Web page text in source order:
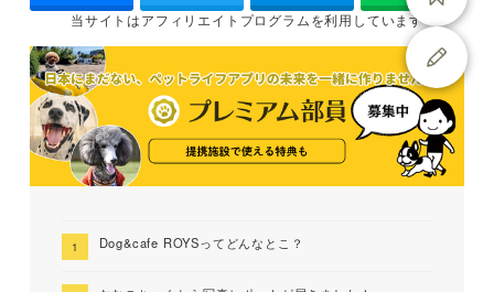
当サイトはアフィリエイトプログラムを利用しています
Dog&cafe ROYSってどんなとこ？